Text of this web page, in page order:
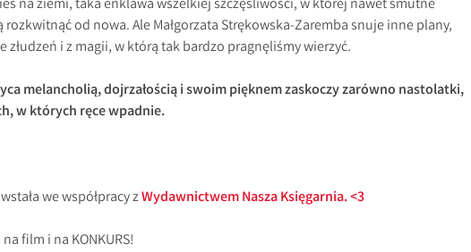
na ziemi, taka enklawa wszelkiej szczęśliwości, w której nawet smutne
rozkwitnąć od nowa. Ale Małgorzata Strękowska-Zaremba snuje inne plany,
złudzeń i z magii, w którą tak bardzo pragnęliśmy wierzyć.
melancholią, dojrzałością i swoim pięknem zaskoczy zarówno nastolatki,
w których ręce wpadnie.
we współpracy zWydawnictwem Nasza Księgarnia. <3
film i na KONKURS!